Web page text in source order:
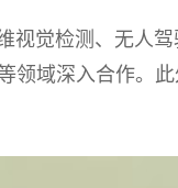
觉检测、无人驾
领域深入合作。